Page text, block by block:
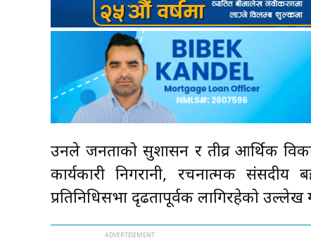
उनले जनताको सुशासन र तीव्र आर्थिक
कार्यकारी निगरानी, रचनात्मक संसदीय
प्रतिनिधिसभा दृढतापूर्वक लागिरहेको उल्लेख